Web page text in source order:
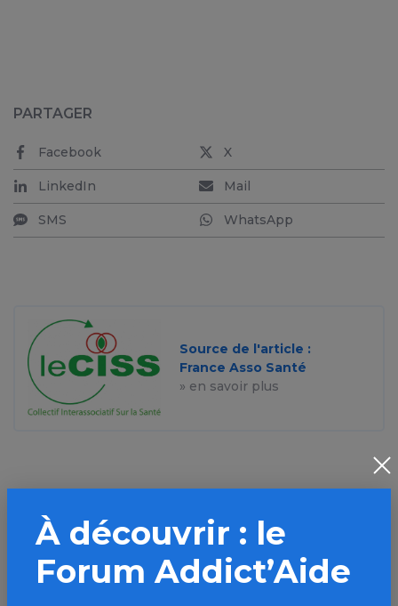
PARTAGER
Facebook X
LinkedIn Mail
SMS WhatsApp
Source de l'article :
France Asso Santé
» en savoir plus
Aller plus loin sur
l’espace Tabac
À découvrir : le
Forum Addict’Aide